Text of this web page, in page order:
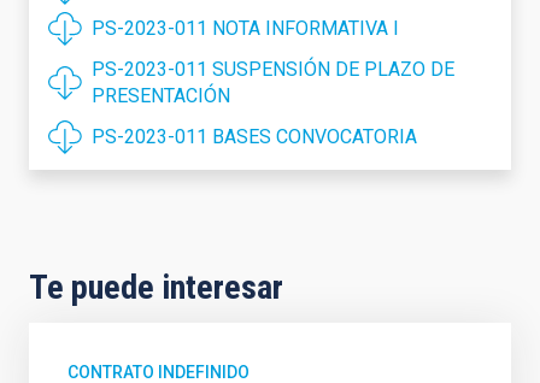
PS-2023-011 NOTA INFORMATIVA I
PS-2023-011 SUSPENSIÓN DE PLAZO DE
PRESENTACIÓN
PS-2023-011 BASES CONVOCATORIA
Te puede interesar
CONTRATO INDEFINIDO